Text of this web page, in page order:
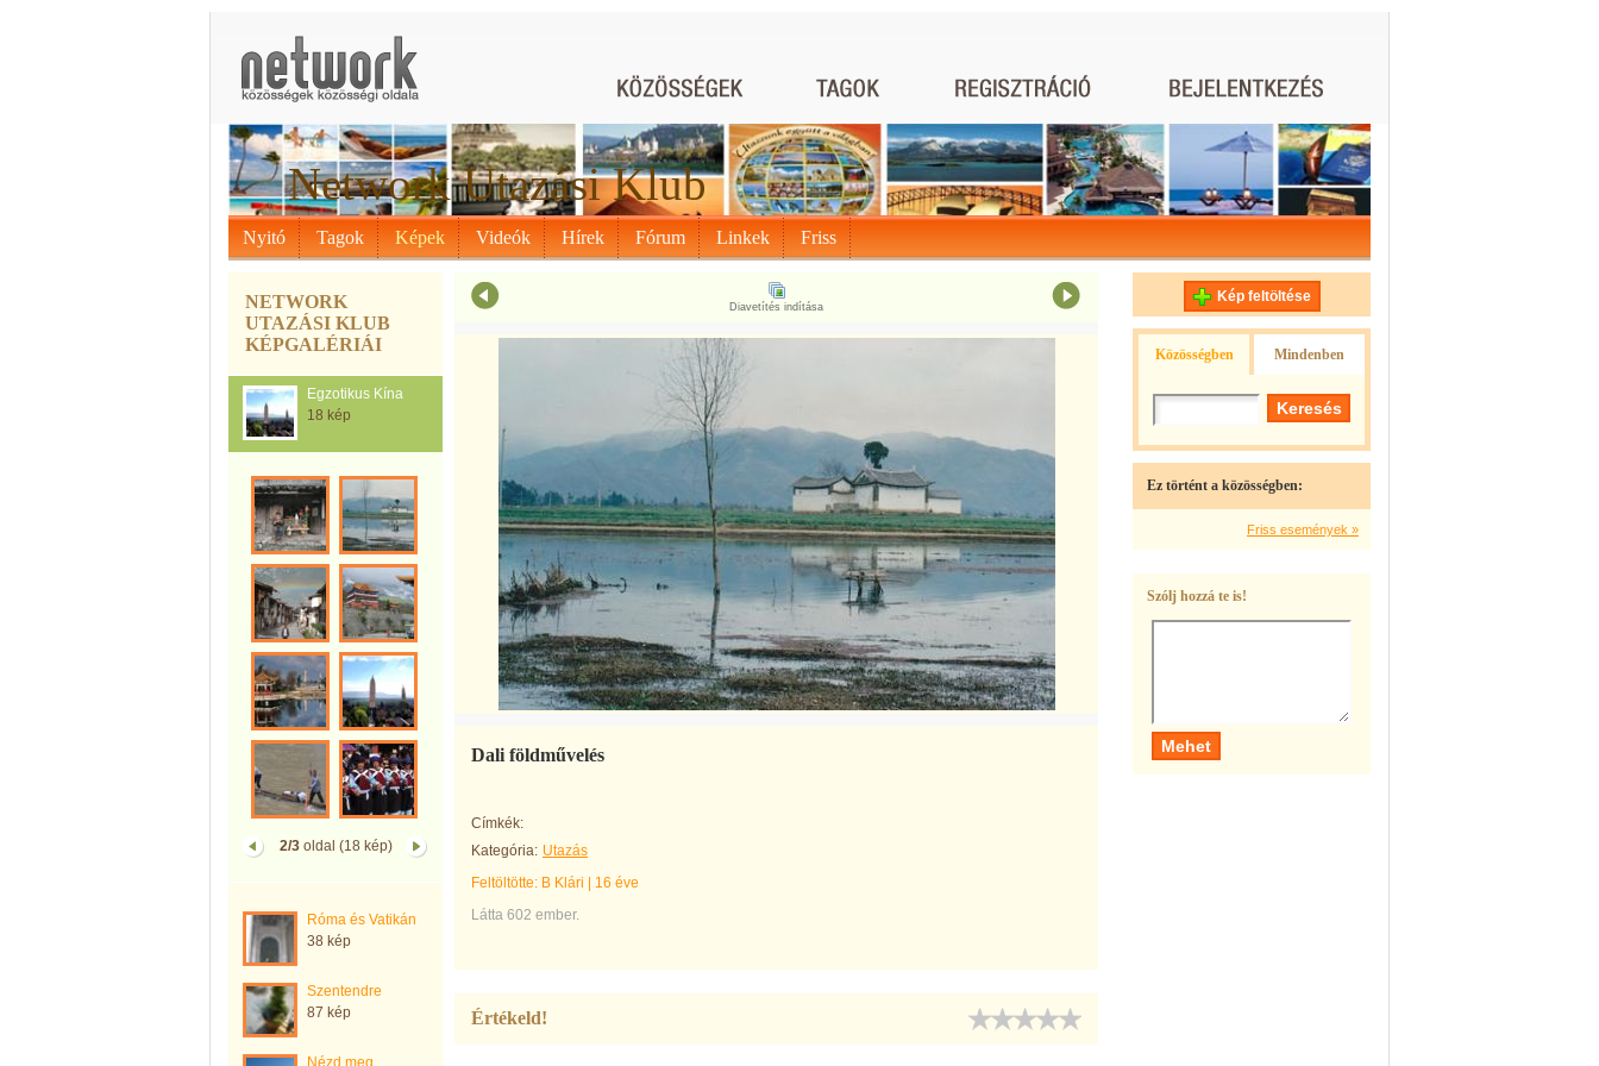
Network Utazási Klub
Nyitó Tagok Képek Videók Hírek Fórum Linkek Friss
NETWORK
UTAZÁSI KLUB
KÉPGALÉRIÁI
Egzotikus Kína
18 kép
2/3oldal (18 kép)
Róma és Vatikán
38 kép
Szentendre
87 kép
Nézd meg
Diavetítés indítása
Dali földművelés
Címkék:
Kategória: Utazás
Feltöltötte: B Klári
16 éve
Látta 602 ember.
Értékeld!
Kép feltöltése
Közösségben Mindenben
Ez történt a közösségben:
Friss események »
Szólj hozzá te is!